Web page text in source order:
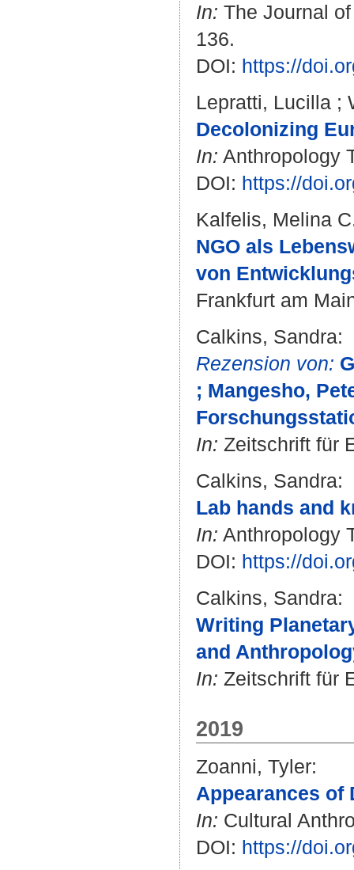
In: The Journal
136.
DOI: https://
Lepratti, Lucilla ;
Decolonizing
In: Anthropology
DOI: https://
Kalfelis, Melina
NGO als
von
Frankfurt am
Calkins, Sandra:
Rezension von:
; Mangesho,
In: Zeitschrift für
Calkins, Sandra:
Lab hands and
In: Anthropology
DOI: https://
Calkins, Sandra:
Writing
and
In: Zeitschrift für
2019
Zoanni, Tyler:
Appearances of
In: Cultural
DOI: https://